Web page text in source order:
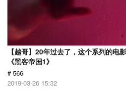
【越哥】20年过去了，这个系列的电
《黑客帝国1》
# 566
2019-03-26 15:32